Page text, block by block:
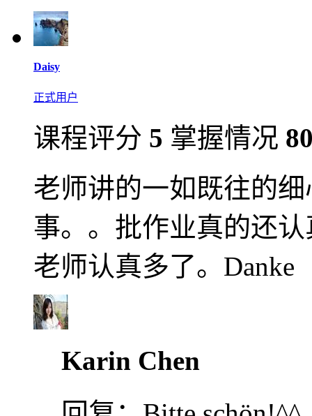
Daisy
正式用户
课程评分 5 掌握情况
老师讲的一如既往的
事。。批作业真的还
老师认真多了。Danke
Karin Chen